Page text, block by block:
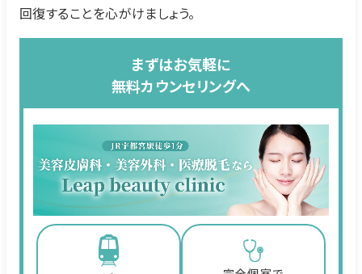
回復することを心がけましょう。
まずはお気軽に
無料カウンセリングへ